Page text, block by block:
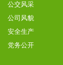
公交风采
公司风貌
安全生产
党务公开